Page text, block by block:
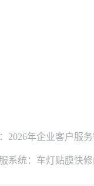
2026年企业客户服
系统：车灯贴膜快